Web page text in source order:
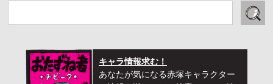
キャラ情報求む！
あなたが気になる赤塚キャラクター